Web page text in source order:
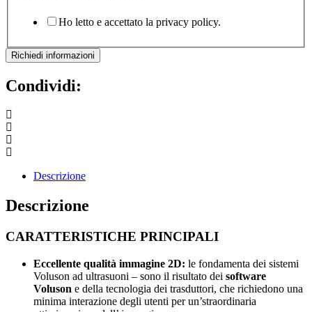
Ho letto e accettato la privacy policy.
Richiedi informazioni
Condividi:
Descrizione
Descrizione
CARATTERISTICHE PRINCIPALI
Eccellente qualità immagine 2D: le fondamenta dei sistemi
Voluson ad ultrasuoni – sono il risultato dei software
Voluson e della tecnologia dei trasduttori, che richiedono una
minima interazione degli utenti per un’straordinaria